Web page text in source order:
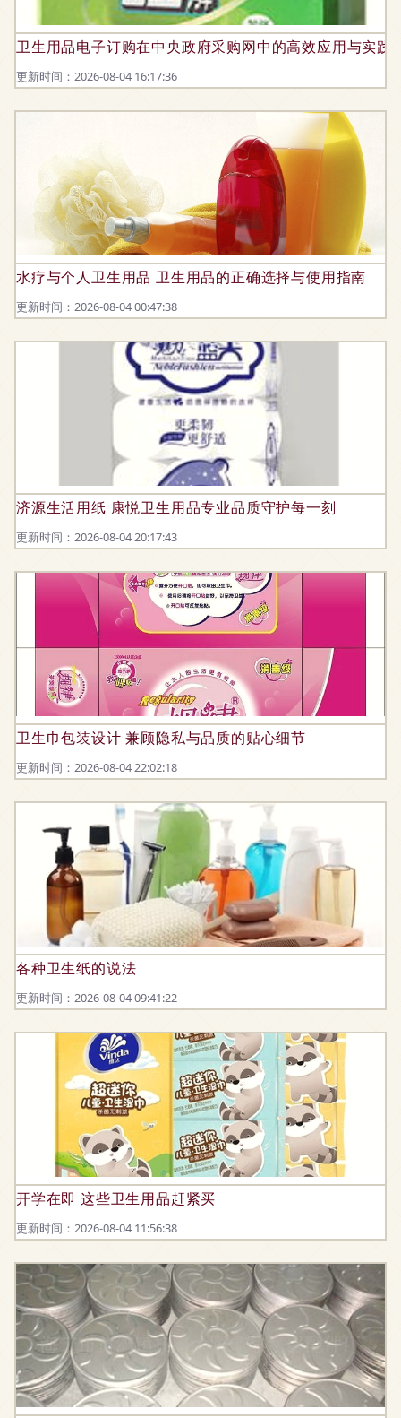
卫生用品电子订购在中央政府采购网中的高效应用与实践
更新时间：2026-08-04 16:17:36
水疗与个人卫生用品 卫生用品的正确选择与使用指南
更新时间：2026-08-04 00:47:38
济源生活用纸 康悦卫生用品专业品质守护每一刻
更新时间：2026-08-04 20:17:43
卫生巾包装设计 兼顾隐私与品质的贴心细节
更新时间：2026-08-04 22:02:18
各种卫生纸的说法
更新时间：2026-08-04 09:41:22
开学在即 这些卫生用品赶紧买
更新时间：2026-08-04 11:56:38